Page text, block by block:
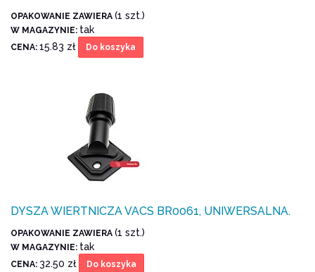
OPAKOWANIE ZAWIERA (1 szt.)
W MAGAZYNIE: tak
CENA: 15.83 zł Do koszyka
DYSZA WIERTNICZA VACS BR0061, UNIWERSALNA.
OPAKOWANIE ZAWIERA (1 szt.)
W MAGAZYNIE: tak
CENA: 32.50 zł Do koszyka